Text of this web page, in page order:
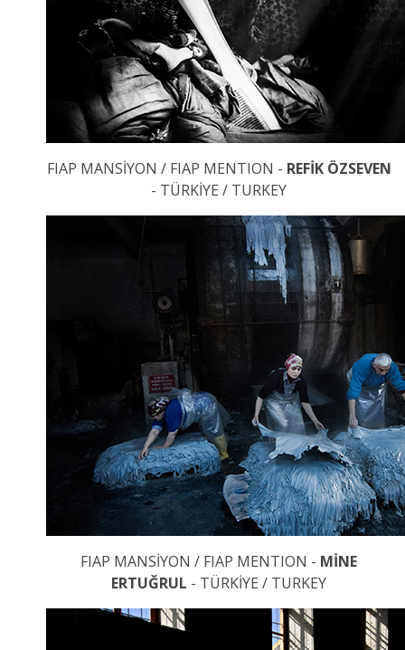
FIAP MANSİYON / FIAP MENTION - REFİK ÖZSEVEN
- TÜRKİYE / TURKEY
FIAP MANSİYON / FIAP MENTION - MİNE
ERTUĞRUL - TÜRKİYE / TURKEY